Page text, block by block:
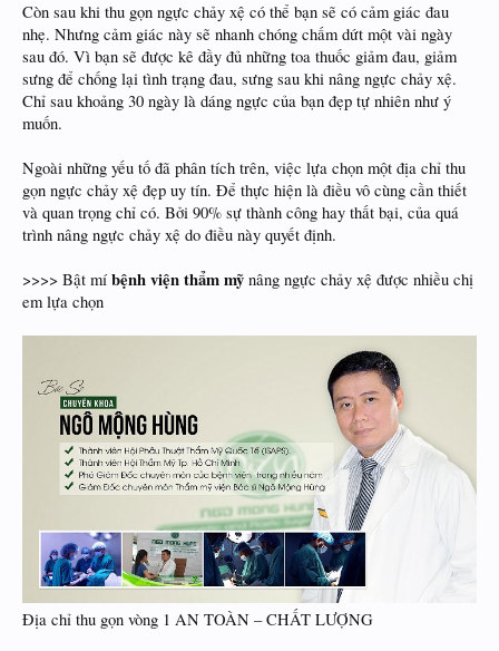
Còn sau khi thu gọn ngực chảy xệ có thể bạn sẽ có cảm giác đau
nhẹ. Nhưng cảm giác này sẽ nhanh chóng chấm dứt một vài ngày
sau đó. Vì bạn sẽ được kê đầy đủ những toa thuốc giảm đau, giảm
sưng để chống lại tình trạng đau, sưng sau khi nâng ngực chảy xệ.
Chỉ sau khoảng 30 ngày là dáng ngực của bạn đẹp tự nhiên như ý
muốn.
Ngoài những yếu tố đã phân tích trên, việc lựa chọn một địa chỉ thu
gọn ngực chảy xệ đẹp uy tín. Để thực hiện là điều vô cùng cần thiết
và quan trọng chỉ có. Bởi 90% sự thành công hay thất bại, của quá
trình nâng ngực chảy xệ do điều này quyết định.
>>>> Bật mí bệnh viện thẩm mỹ nâng ngực chảy xệ được nhiều chị
em lựa chọn
Địa chỉ thu gọn vòng 1 AN TOÀN – CHẤT LƯỢNG